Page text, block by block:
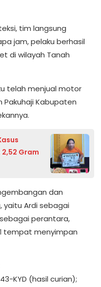
tim langsung
jam, pelaku berhasil
di wilayah Tanah
telah menjual motor
Pakuhaji Kabupaten
Gram
dan
yaitu Ardi sebagai
perantara,
tempat menyimpan
KYD (hasil curian);